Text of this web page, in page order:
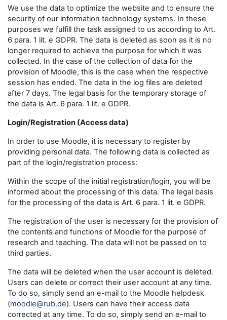
We use the data to optimize the website and to ensure the
security of our information technology systems. In these
purposes we fulfill the task assigned to us according to Art.
6 para. 1 lit. e GDPR. The data is deleted as soon as it is no
longer required to achieve the purpose for which it was
collected. In the case of the collection of data for the
provision of Moodle, this is the case when the respective
session has ended. The data in the log files are deleted
after 7 days. The legal basis for the temporary storage of
the data is Art. 6 para. 1 lit. e GDPR.
Login/Registration (Access data)
In order to use Moodle, it is necessary to register by
providing personal data. The following data is collected as
part of the login/registration process:
Within the scope of the initial registration/login, you will be
informed about the processing of this data. The legal basis
for the processing of the data is Art. 6 para. 1 lit. e GDPR.
The registration of the user is necessary for the provision of
the contents and functions of Moodle for the purpose of
research and teaching. The data will not be passed on to
third parties.
The data will be deleted when the user account is deleted.
Users can delete or correct their user account at any time.
To do so, simply send an e-mail to the Moodle helpdesk
(moodle@rub.de). Users can have their access data
corrected at any time. To do so, simply send an e-mail to